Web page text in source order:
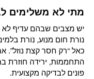
מתי לא משלימים
יש מצבים שבהם עדיף
נורת חום מנוע, נורת
כאל “רק חסר קצת נוזל”.
התחממות, ירידה חוזרת
פונים לבדיקה מקצועית.